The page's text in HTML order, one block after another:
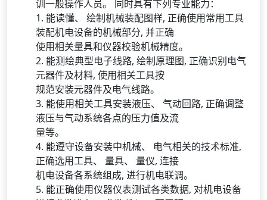
训一般操作人员。 同时具有下列专业能力：
1. 能读懂、 绘制机械装配图样, 正确使用常用工具
装配机电设备的机械部分, 并正确
使用相关量具和仪器校验机械精度。
2. 能测绘典型电子线路, 绘制原理图, 正确识别电气
元器件及材料, 使用相关工具按
规范安装元器件及电气线路。
3. 能使用相关工具安装液压、 气动回路, 正确调整
液压与气动系统各点的压力值及流
量等。
4. 能遵守设备安装中机械、 电气相关的技术标准,
正确选用工具、 量具、 量仪, 连接
机电设备各系统组成, 进行机电联调。
5. 能正确使用仪器仪表测试各类数据, 对机电设备